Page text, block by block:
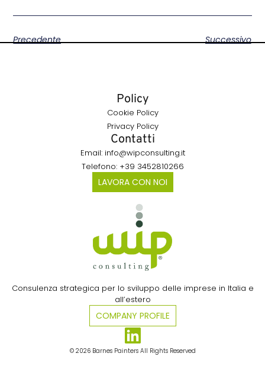
Precedente Successivo
Consulenza strategica per lo sviluppo delle imprese in Italia e
all’estero​
COMPANY PROFILE
© 2026 Barnes Painters All Rights Reserved
Policy
Cookie Policy
Privacy Policy
Contatti
Email: info@wipconsulting.it
Telefono: +39 3452810266
LAVORA CON NOI